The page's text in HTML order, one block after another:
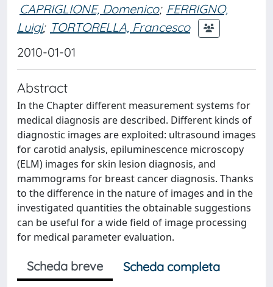
CAPRIGLIONE, Domenico; FERRIGNO,
Luigi; TORTORELLA, Francesco
2010-01-01
Abstract
In the Chapter different measurement systems for
medical diagnosis are described. Different kinds of
diagnostic images are exploited: ultrasound images
for carotid analysis, epiluminescence microscopy
(ELM) images for skin lesion diagnosis, and
mammograms for breast cancer diagnosis. Thanks
to the difference in the nature of images and in the
investigated quantities the obtainable suggestions
can be useful for a wide field of image processing
for medical parameter evaluation.
Scheda breve
Scheda completa